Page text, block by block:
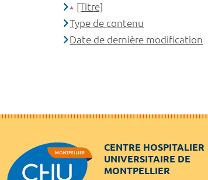
[Titre]
Type de contenu
Date de dernière modification
CENTRE HOSPITALIER
UNIVERSITAIRE DE
MONTPELLIER